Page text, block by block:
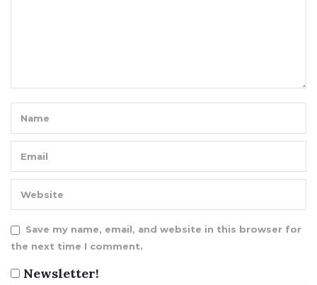
Save my name, email, and website in this browser for
the next time I comment.
Newsletter!